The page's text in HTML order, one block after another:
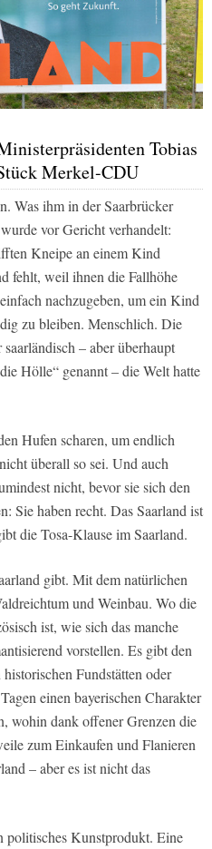
Tobias
Merkel-CDU
Was ihm in der Saarbrücker
vor Gericht verhandelt:
Kneipe an einem Kind
fehlt, weil ihnen die Fallhöhe
nachzugeben, um ein Kind
zu bleiben. Menschlich. Die
– aber überhaupt
Hölle“ genannt – die Welt hatte
Hufen scharen, um endlich
überall so sei. Und auch
nicht, bevor sie sich den
Sie haben recht. Das Saarland ist
die Tosa-Klause im Saarland.
gibt. Mit dem natürlichen
und Weinbau. Wo die
ist, wie sich das manche
vorstellen. Es gibt den
Fundstätten oder
einen bayerischen Charakter
wohin dank offener Grenzen die
zum Einkaufen und Flanieren
– aber es ist nicht das
politisches Kunstprodukt. Eine